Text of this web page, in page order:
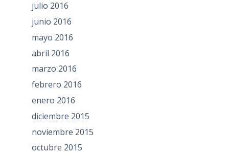
julio 2016
junio 2016
mayo 2016
abril 2016
marzo 2016
febrero 2016
enero 2016
diciembre 2015
noviembre 2015
octubre 2015